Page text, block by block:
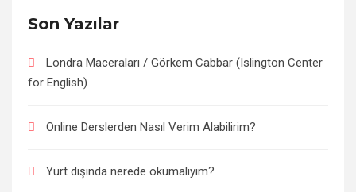
Son Yazılar
Londra Maceraları / Görkem Cabbar (Islington Center
for English)
Online Derslerden Nasıl Verim Alabilirim?
Yurt dışında nerede okumalıyım?